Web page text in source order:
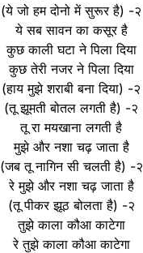
(ये जो हम दोनो में सुरूर है) -२
ये सब सावन का कसूर है
कुछ काली घटा ने पिला दिया
कुछ तेरी नजर ने पिला दिया
(हाय मुझे शराबी बना दिया) -२
(तू झूमती बोतल लगती है) -२
तू रा मयखाना लगती है
मुझे और नशा चढ़ जाता है
(जब तू नागिन सी चलती है) -२
रे मुझे और नशा चढ़ जाता है
(तू पीकर झूठ बोलता है) -२
तुझे काला कौआ काटेगा
रे तुझे काला कौआ काटेगा